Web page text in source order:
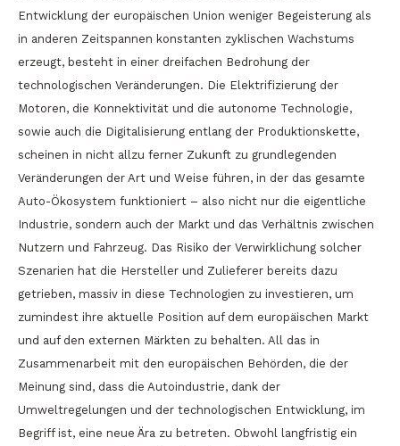
Entwicklung der europäischen Union weniger Begeisterung als
in anderen Zeitspannen konstanten zyklischen Wachstums
erzeugt, besteht in einer dreifachen Bedrohung der
technologischen Veränderungen. Die Elektrifizierung der
Motoren, die Konnektivität und die autonome Technologie,
sowie auch die Digitalisierung entlang der Produktionskette,
scheinen in nicht allzu ferner Zukunft zu grundlegenden
Veränderungen der Art und Weise führen, in der das gesamte
Auto-Ökosystem funktioniert – also nicht nur die eigentliche
Industrie, sondern auch der Markt und das Verhältnis zwischen
Nutzern und Fahrzeug. Das Risiko der Verwirklichung solcher
Szenarien hat die Hersteller und Zulieferer bereits dazu
getrieben, massiv in diese Technologien zu investieren, um
zumindest ihre aktuelle Position auf dem europäischen Markt
und auf den externen Märkten zu behalten. All das in
Zusammenarbeit mit den europäischen Behörden, die der
Meinung sind, dass die Autoindustrie, dank der
Umweltregelungen und der technologischen Entwicklung, im
Begriff ist, eine neue Ära zu betreten. Obwohl langfristig ein